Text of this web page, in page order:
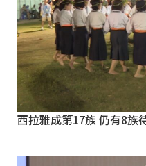
西拉雅成第17族 仍有8族